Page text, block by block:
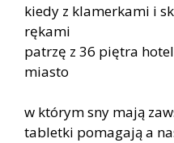
kiedy z klamerkami i
rękami
patrzę z 36 piętra
miasto
w którym sny mają
tabletki pomagają a